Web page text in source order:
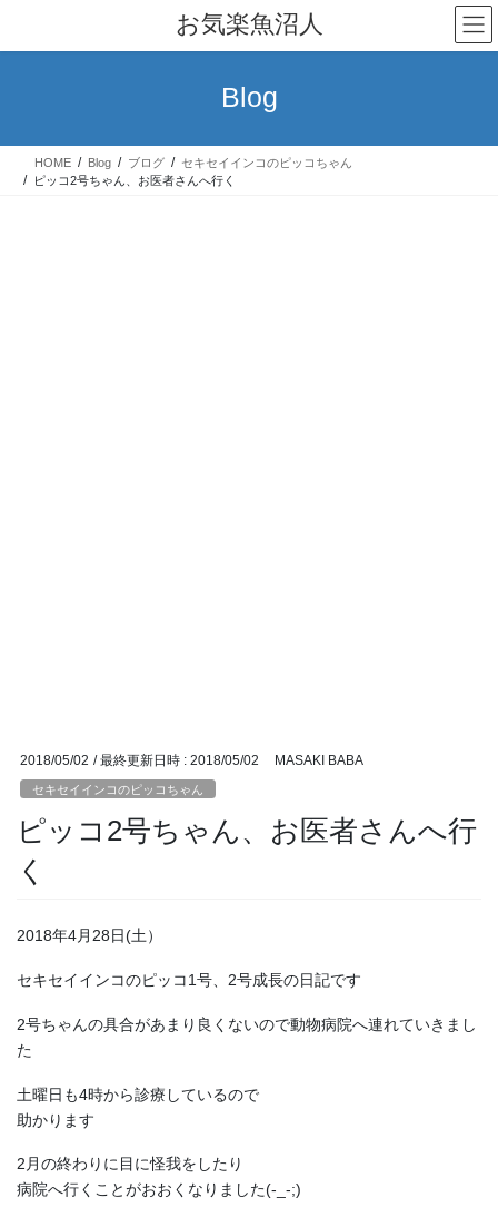
テ
ス
ゲ
ン
お気楽魚沼人
Blog
HOME Blog ブログ
セキセイインコのピッコちゃん
ピッコ2号ちゃん、お医者さんへ行く
2018/05/02 / 最終更新日時 : 2018/05/02 MASAKI BABA
セキセイインコのピッコちゃん
ピッコ2号ちゃん、お医者さんへ行
く
2018年4月28日(土）
セキセイインコのピッコ1号、2号成長の日記です
2号ちゃんの具合があまり良くないので動物病院へ連れていきまし
た
土曜日も4時から診療しているので
助かります
2月の終わりに目に怪我をしたり
病院へ行くことがおおくなりました(-_-;)